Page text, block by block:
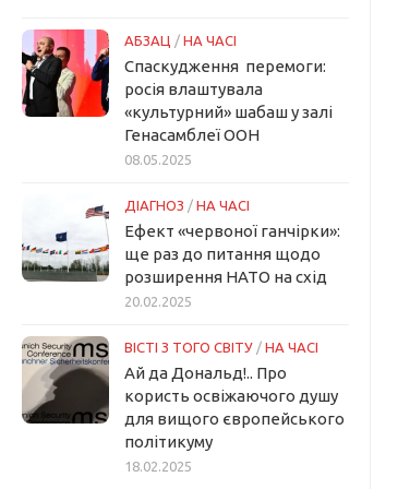
АБЗАЦ / НА ЧАСІ
Спаскудження перемоги:
росія влаштувала
«культурний» шабаш у залі
Генасамблеї ООН
08.05.2025
ДІАГНОЗ / НА ЧАСІ
Ефект «червоної ганчірки»:
ще раз до питання щодо
розширення НАТО на схід
20.02.2025
ВІСТІ З ТОГО СВІТУ / НА ЧАСІ
Ай да Дональд!.. Про
користь освіжаючого душу
для вищого європейського
політикуму
18.02.2025